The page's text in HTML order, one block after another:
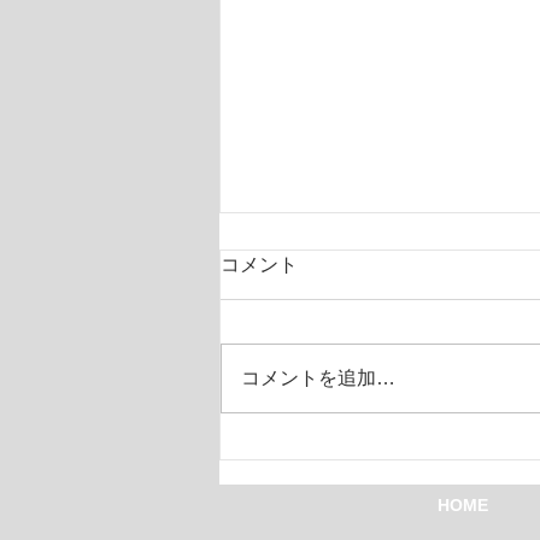
コーチBB
コメント
コメントを追加…
HOME